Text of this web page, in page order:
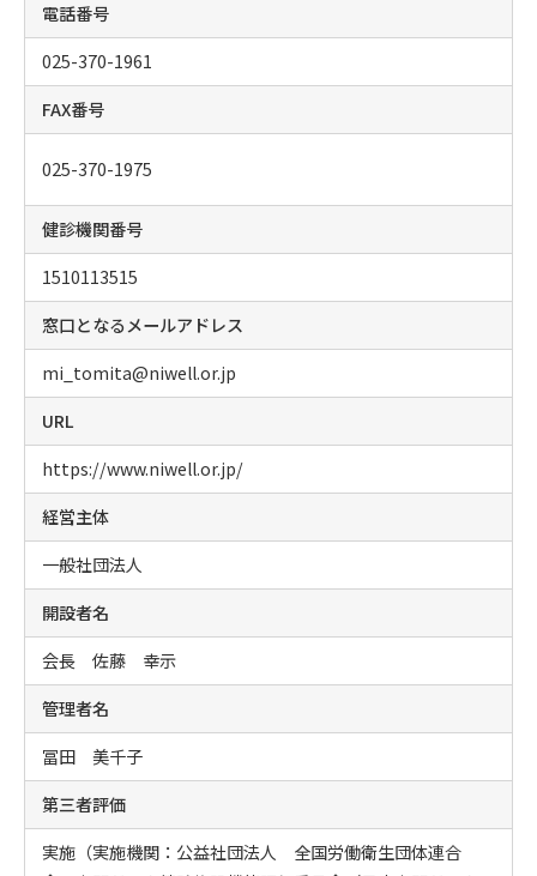
電話番号
025-370-1961
FAX番号
025-370-1975
健診機関番号
1510113515
窓口となるメールアドレス
mi_tomita@niwell.or.jp
URL
https://www.niwell.or.jp/
経営主体
一般社団法人
開設者名
会長 佐藤 幸示
管理者名
冨田 美千子
第三者評価
実施（実施機関：公益社団法人 全国労働衛生団体連合